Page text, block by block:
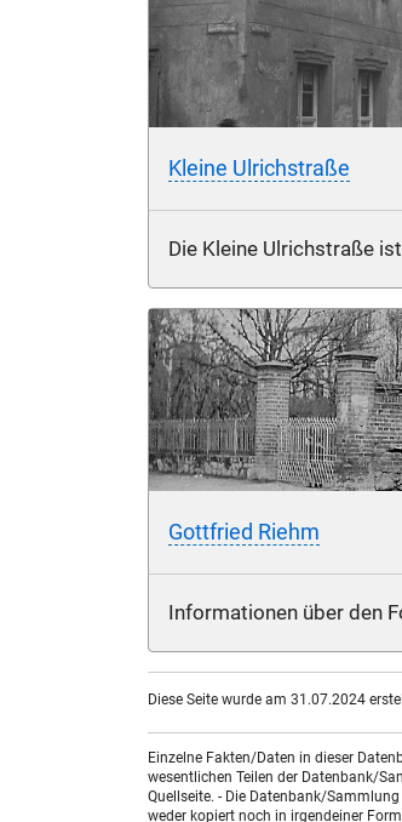
Kleine Ulrichstraße
Die Kleine Ulrichstraße
Gottfried Riehm
Informationen über den
Diese Seite wurde am 31.07.2024
Einzelne Fakten/Daten in dieser
wesentlichen Teilen der Datenbank/
Quellseite. - Die Datenbank/
weder kopiert noch in irgendeiner